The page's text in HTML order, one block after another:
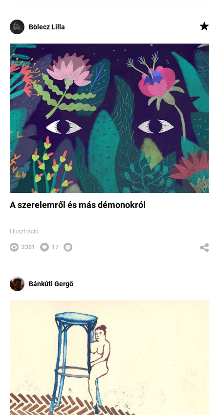
Bölecz Lilla
A szerelemről és más démonokról
Illusztráció
2301 17
Bánkúti Gergő